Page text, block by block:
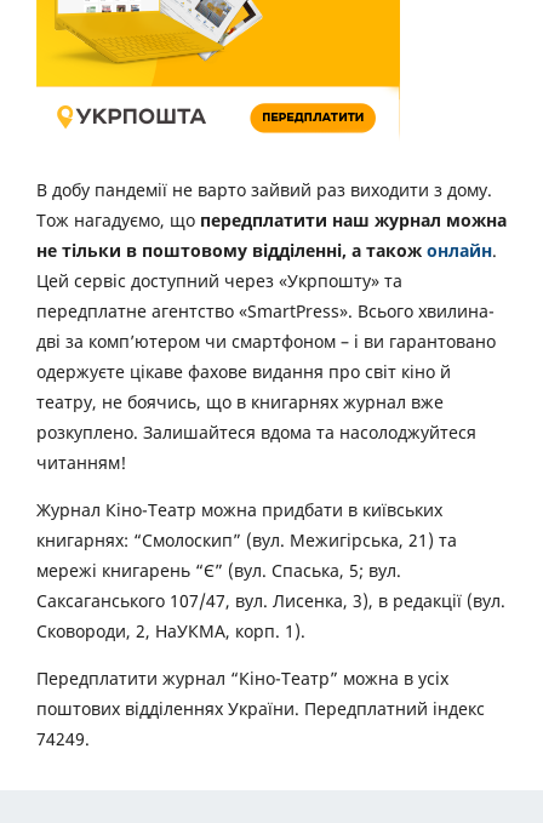
В добу пандемії не варто зайвий раз виходити з дому.
Тож нагадуємо, що передплатити наш журнал можна
не тільки в поштовому відділенні, а також онлайн.
Цей сервіс доступний через «Укрпошту» та
передплатне агентство «SmartPress». Всього хвилина-
дві за комп’ютером чи смартфоном – і ви гарантовано
одержуєте цікаве фахове видання про світ кіно й
театру, не боячись, що в книгарнях журнал вже
розкуплено. Залишайтеся вдома та насолоджуйтеся
читанням!
Журнал Кіно-Театр можна придбати в київських
книгарнях: “Смолоскип” (вул. Межигірська, 21) та
мережі книгарень “Є” (вул. Спаська, 5; вул.
Саксаганського 107/47, вул. Лисенка, 3), в редакції (вул.
Сковороди, 2, НаУКМА, корп. 1).
Передплатити журнал “Кіно-Театр” можна в усіх
поштових відділеннях України. Передплатний індекс
74249.